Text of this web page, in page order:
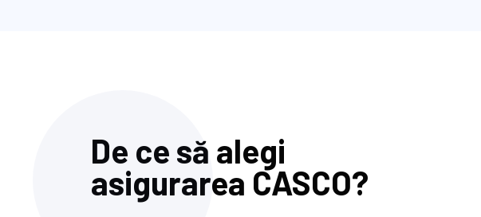
De ce să alegi
asigurarea CASCO?